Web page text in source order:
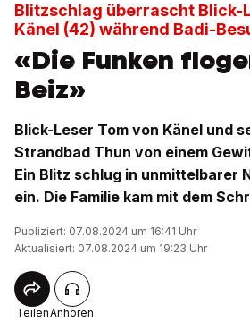
Blitzschlag überrascht Blick-
Känel (42) während Badi-
«Die Funken
Beiz»
Blick-Leser Tom von Känel und
Strandbad Thun von einem
Ein Blitz schlug in unmittelbarer
ein. Die Familie kam mit dem
Publiziert: 07.08.2024 um 16:41 Uhr
Aktualisiert: 07.08.2024 um 19:23 Uhr
TeilenAnhören